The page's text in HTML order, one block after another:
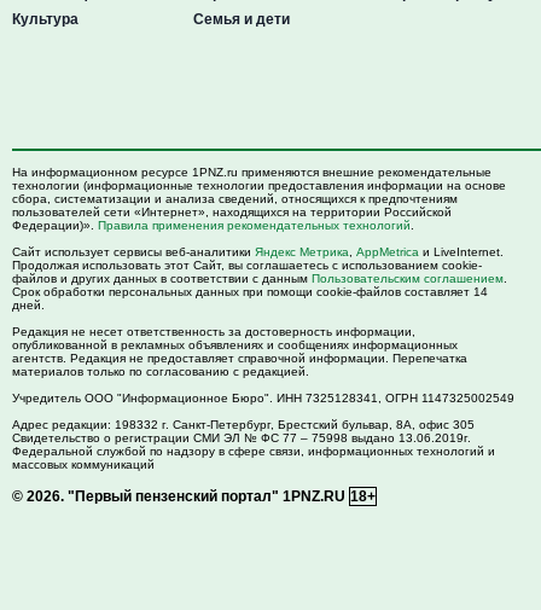
Культура
Семья и дети
На информационном ресурсе 1PNZ.ru применяются внешние рекомендательные
технологии (информационные технологии предоставления информации на основе
сбора, систематизации и анализа сведений, относящихся к предпочтениям
пользователей сети «Интернет», находящихся на территории Российской
Федерации)». Правила применения рекомендательных технологий
Сайт использует сервисы веб-аналитики Яндекс Метрика AppMetrica и LiveInternet.
Продолжая использовать этот Сайт, вы соглашаетесь с использованием cookie-
файлов и других данных в соответствии с данным Пользовательским соглашением
Срок обработки персональных данных при помощи cookie-файлов составляет 14
дней.
Редакция не несет ответственность за достоверность информации,
опубликованной в рекламных объявлениях и сообщениях информационных
агентств. Редакция не предоставляет справочной информации. Перепечатка
материалов только по согласованию с редакцией.
Учредитель ООО "Информационное Бюро". ИНН 7325128341, ОГРН 1147325002549
Адрес редакции: 198332 г. Санкт-Петербург, Брестский бульвар, 8А, офис 305
Свидетельство о регистрации СМИ ЭЛ № ФС 77 – 75998 выдано 13.06.2019г.
Федеральной службой по надзору в сфере связи, информационных технологий и
массовых коммуникаций
© 2026. "Первый пензенский портал" 1PNZ.RU 18+